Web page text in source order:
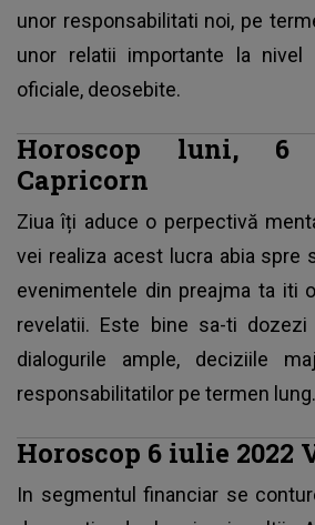
unor responsabilitati noi, pe
unor relatii importante la nivel
oficiale, deosebite.
Horoscop luni, 6
Capricorn
Ziua îți aduce o perpectivă
vei realiza acest lucra abia spre
evenimentele din preajma ta iti
revelatii. Este bine sa-ti
dialogurile ample, deciziile
responsabilitatilor pe termen lung.
Horoscop 6 iulie 2022
In segmentul financiar se